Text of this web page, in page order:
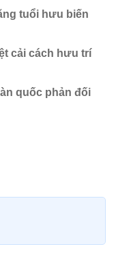
tuổi hưu biến
cải cách hưu trí
quốc phản đối